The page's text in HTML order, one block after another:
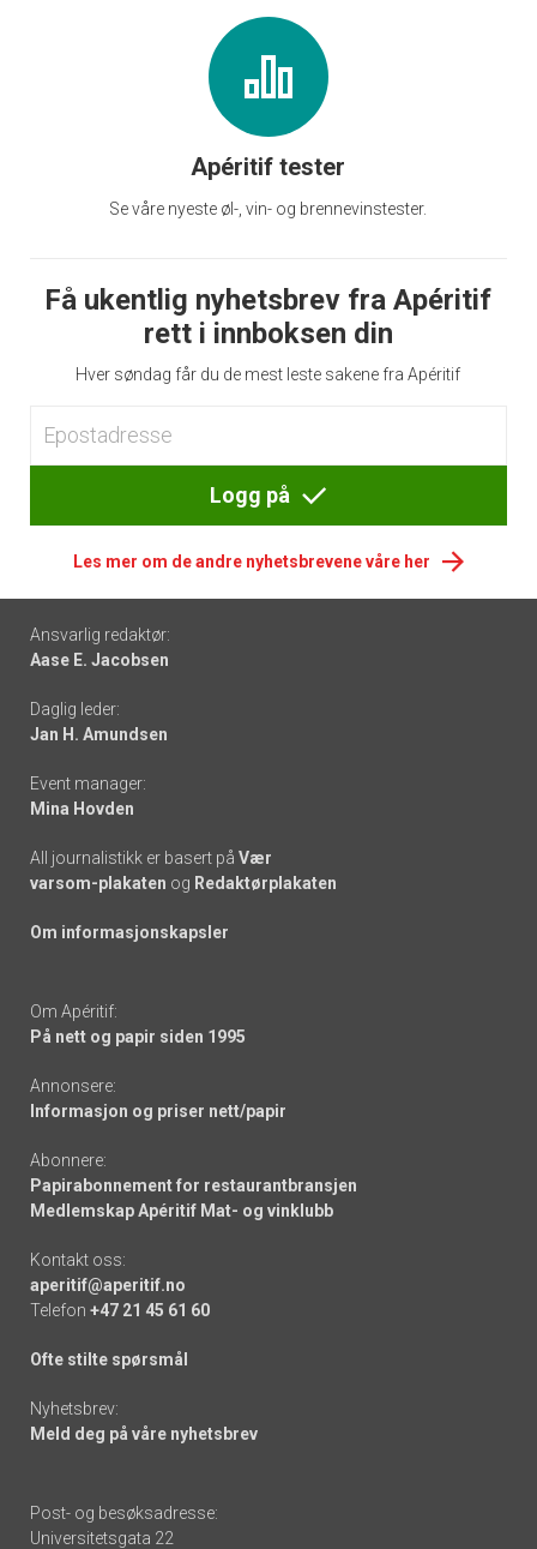
Apéritif tester
Se våre nyeste øl-, vin- og brennevinstester.
Få ukentlig nyhetsbrev fra Apéritif
rett i innboksen din
Hver søndag får du de mest leste sakene fra Apéritif
Logg på
Les mer om de andre nyhetsbrevene våre her
Footer
-
links
Ansvarlig redaktør:
Aase E. Jacobsen
Daglig leder:
Jan H. Amundsen
Event manager:
Mina Hovden
All journalistikk er basert på Vær
varsom-plakaten og Redaktørplakaten
Om informasjonskapsler
Om Apéritif:
På nett og papir siden 1995
Annonsere:
Informasjon og priser nett/papir
Abonnere:
Papirabonnement for restaurantbransjen
Medlemskap Apéritif Mat- og vinklubb
Kontakt oss:
aperitif@aperitif.no
Telefon +47 21 45 61 60
Ofte stilte spørsmål
Nyhetsbrev:
Meld deg på våre nyhetsbrev
Post- og besøksadresse:
Universitetsgata 22